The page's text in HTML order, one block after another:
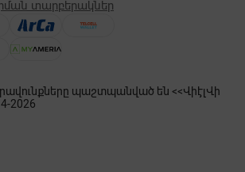
տարբերակներ
պաշտպանված են <<ՎիէլՎի
2026